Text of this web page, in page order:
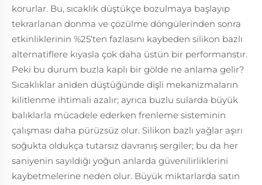
korurlar. Bu, sıcaklık düştükçe bozulmaya başlayıp
tekrarlanan donma ve çözülme döngülerinden sonra
etkinliklerinin %25’ten fazlasını kaybeden silikon bazlı
alternatiflere kıyasla çok daha üstün bir performanstır.
Peki bu durum buzla kaplı bir gölde ne anlama gelir?
Sıcaklıklar aniden düştüğünde dişli mekanizmaların
kilitlenme ihtimali azalır; ayrıca buzlu sularda büyük
balıklarla mücadele ederken frenleme sisteminin
çalışması daha pürüzsüz olur. Silikon bazlı yağlar aşırı
soğukta oldukça tutarsız davranış sergiler; bu da her
saniyenin sayıldığı yoğun anlarda güvenilirliklerini
kaybetmelerine neden olur. Büyük miktarlarda satın